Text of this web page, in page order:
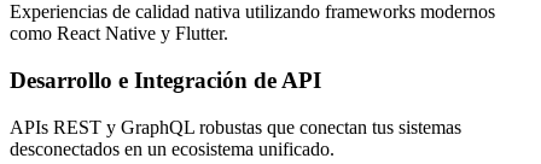
Experiencias de calidad nativa utilizando frameworks modernos
como React Native y Flutter.
Desarrollo e Integración de API
APIs REST y GraphQL robustas que conectan tus sistemas
desconectados en un ecosistema unificado.